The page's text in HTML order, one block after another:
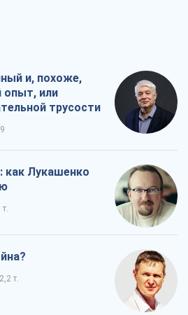
и, похоже,
опыт, или
трусости
как Лукашенко
т.